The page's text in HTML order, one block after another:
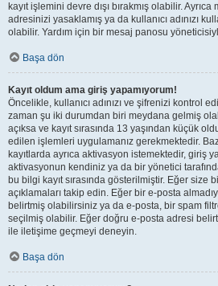
kayıt işlemini devre dışı bırakmış olabilir.
adresinizi yasaklamış ya da kullanıcı adınızı
olabilir. Yardım için bir mesaj panosu
Başa dön
Kayıt oldum ama giriş yapamıyorum!
Öncelikle, kullanıcı adınızı ve şifrenizi kontrol
zaman şu iki durumdan biri meydana gelmiş
açıksa ve kayıt sırasında 13 yaşından küçük
edilen işlemleri uygulamanız gerekmektedir.
kayıtlarda ayrıca aktivasyon istemektedir, giriş
aktivasyonun kendiniz ya da bir yönetici
bu bilgi kayıt sırasında gösterilmiştir. Eğer size
açıklamaları takip edin. Eğer bir e-posta
belirtmiş olabilirsiniz ya da e-posta, bir spam
seçilmiş olabilir. Eğer doğru e-posta adresi
ile iletişime geçmeyi deneyin.
Başa dön